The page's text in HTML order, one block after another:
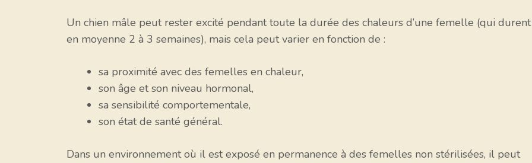
Un chien mâle peut rester excité pendant toute la durée des chaleurs d’une femelle (qui durent
en moyenne 2 à 3 semaines), mais cela peut varier en fonction de :
sa proximité avec des femelles en chaleur,
son âge et son niveau hormonal,
sa sensibilité comportementale,
son état de santé général.
Dans un environnement où il est exposé en permanence à des femelles non stérilisées, il peut